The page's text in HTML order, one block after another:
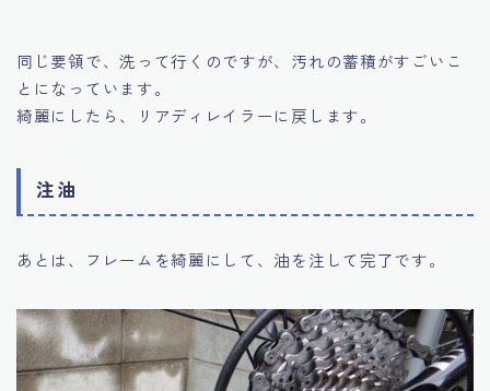
同じ要領で、洗って行くのですが、汚れの蓄積がすごいこ
とになっています。
綺麗にしたら、リアディレイラーに戻します。
注油
あとは、フレームを綺麗にして、油を注して完了です。